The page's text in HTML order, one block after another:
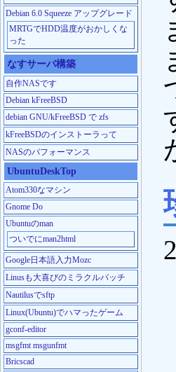
Debian 6.0 Squeeze アップグレード
MRTGでHDD温度がおかしくな
った
なすサーバ構築
自作NASです
Debian kFreeBSD
debian GNU/kFreeBSD で zfs
kFreeBSDのインストーラって
NASのパフォーマンス
UbuntuDeskTop
Atom330なマシン
Gnome Do
Ubuntuのman
ついでにman2html
Google日本語入力Mozc
Linusも大喜びのミラクルパッチ
Nautilusでsftp
Linux(Ubuntu)でハマったゲーム
gconf-editor
msgfmt msgunfmt
Bricscad